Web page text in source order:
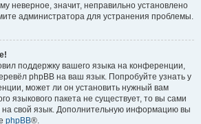
неверное, значит, неправильно установлено
администратора для устранения проблемы.
поддержку вашего языка на конференции,
phpBB на ваш язык. Попробуйте узнать у
может ли он установить нужный вам
языкового пакета не существует, то вы сами
на свой язык. Дополнительную информацию вы
phpBB®.